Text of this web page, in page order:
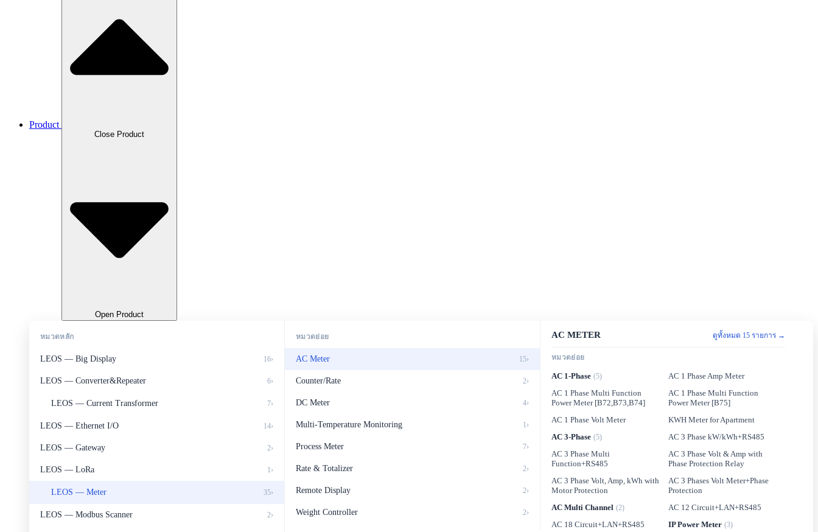
Product
Close Product
Open Product
หมวดหลัก
LEOS — Big Display 16›
LEOS — Converter&Repeater 6›
LEOS — Current Transformer 7›
LEOS — Ethernet I/O 14›
LEOS — Gateway 2›
LEOS — LoRa 1 ›
LEOS — Meter 35›
LEOS — Modbus Scanner 2›
หมวดย่อย
AC Meter 15›
Counter/Rate 2›
DC Meter 4›
Multi-Temperature Monitoring 1 ›
Process Meter 7›
Rate & Totalizer 2›
Remote Display 2›
Weight Controller 2›
AC METER ดูทั้งหมด 15 รายการ →
หมวดย่อย
AC 1-Phase (5)
AC 1 Phase Amp Meter
AC 1 Phase Multi Function
Power Meter [B72,B73,B74]
AC 1 Phase Multi Function
Power Meter [B75]
AC 1 Phase Volt Meter
KWH Meter for Apartment
AC 3-Phase (5)
AC 3 Phase kW/kWh+RS485
AC 3 Phase Multi
Function+RS485
AC 3 Phase Volt & Amp with
Phase Protection Relay
AC 3 Phase Volt, Amp, kWh with
Motor Protection
AC 3 Phases Volt Meter+Phase
Protection
AC Multi Channel (2)
AC 12 Circuit+LAN+RS485
AC 18 Circuit+LAN+RS485
IP Power Meter (3)